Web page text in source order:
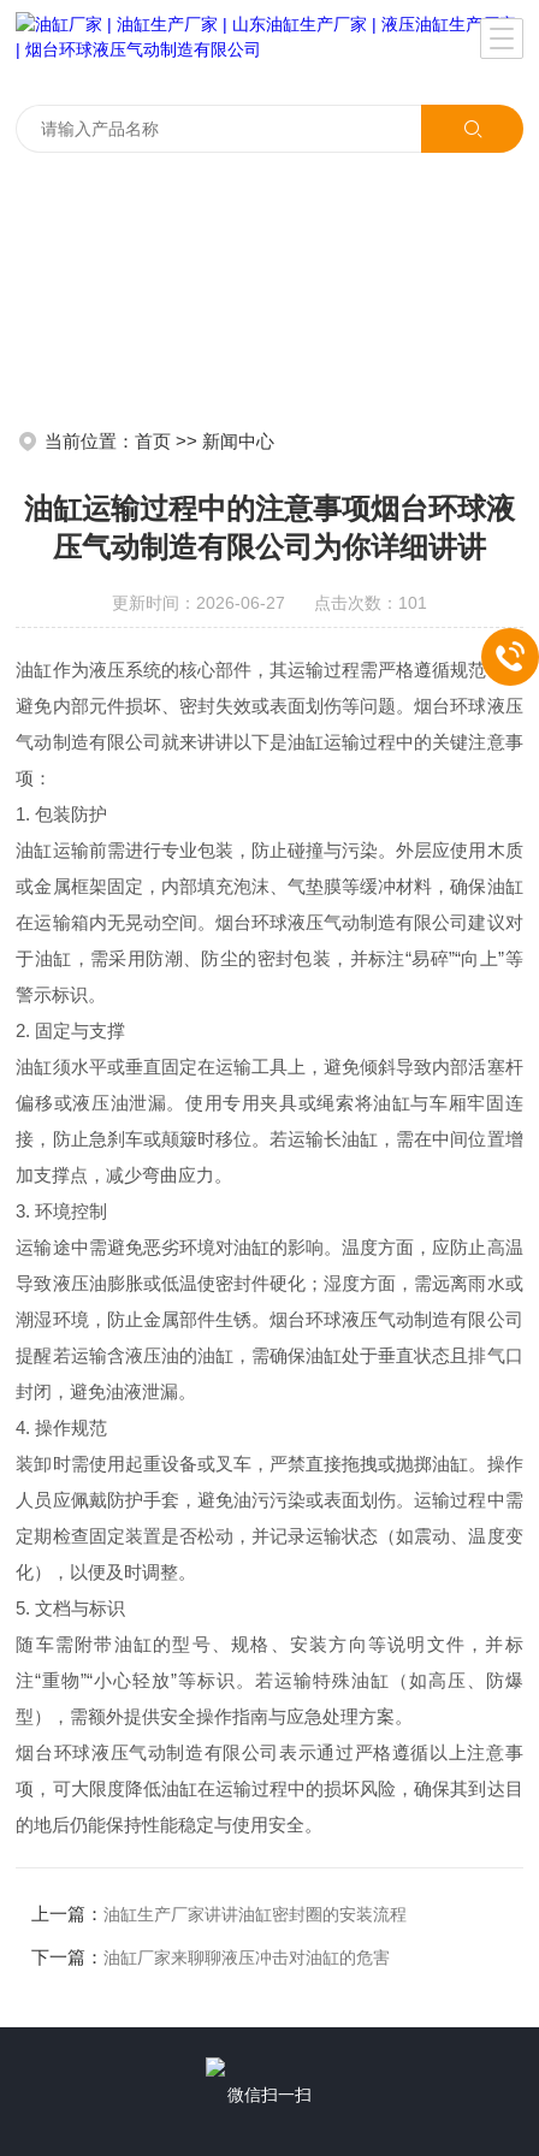
当前位置：首页 >> 新闻中心
油缸运输过程中的注意事项烟台环球液
压气动制造有限公司为你详细讲讲
更新时间：2026-06-27 点击次数：101
油缸作为液压系统的核心部件，其运输过程需严格遵循规范，以
避免内部元件损坏、密封失效或表面划伤等问题。烟台环球液压
气动制造有限公司就来讲讲以下是油缸运输过程中的关键注意事
项：
1. 包装防护
油缸运输前需进行专业包装，防止碰撞与污染。外层应使用木质
或金属框架固定，内部填充泡沫、气垫膜等缓冲材料，确保油缸
在运输箱内无晃动空间。烟台环球液压气动制造有限公司建议对
于油缸，需采用防潮、防尘的密封包装，并标注“易碎”“向上”等
警示标识。
2. 固定与支撑
油缸须水平或垂直固定在运输工具上，避免倾斜导致内部活塞杆
偏移或液压油泄漏。使用专用夹具或绳索将油缸与车厢牢固连
接，防止急刹车或颠簸时移位。若运输长油缸，需在中间位置增
加支撑点，减少弯曲应力。
3. 环境控制
运输途中需避免恶劣环境对油缸的影响。温度方面，应防止高温
导致液压油膨胀或低温使密封件硬化；湿度方面，需远离雨水或
潮湿环境，防止金属部件生锈。烟台环球液压气动制造有限公司
提醒若运输含液压油的油缸，需确保油缸处于垂直状态且排气口
封闭，避免油液泄漏。
4. 操作规范
装卸时需使用起重设备或叉车，严禁直接拖拽或抛掷油缸。操作
人员应佩戴防护手套，避免油污污染或表面划伤。运输过程中需
定期检查固定装置是否松动，并记录运输状态（如震动、温度变
化），以便及时调整。
5. 文档与标识
随车需附带油缸的型号、规格、安装方向等说明文件，并标
注“重物”“小心轻放”等标识。若运输特殊油缸（如高压、防爆
型），需额外提供安全操作指南与应急处理方案。
烟台环球液压气动制造有限公司表示通过严格遵循以上注意事
项，可大限度降低油缸在运输过程中的损坏风险，确保其到达目
的地后仍能保持性能稳定与使用安全。
上一篇：油缸生产厂家讲讲油缸密封圈的安装流程
下一篇：油缸厂家来聊聊液压冲击对油缸的危害
微信扫一扫